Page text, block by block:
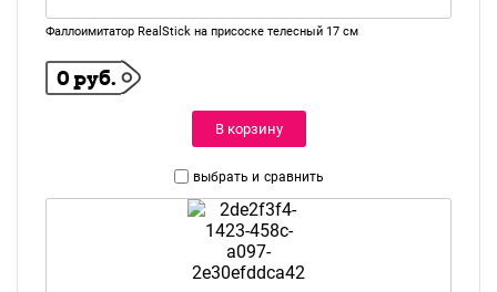
Фаллоимитатор RealStick на присоске телесный 17 см
0 руб.
В корзину
выбрать и сравнить